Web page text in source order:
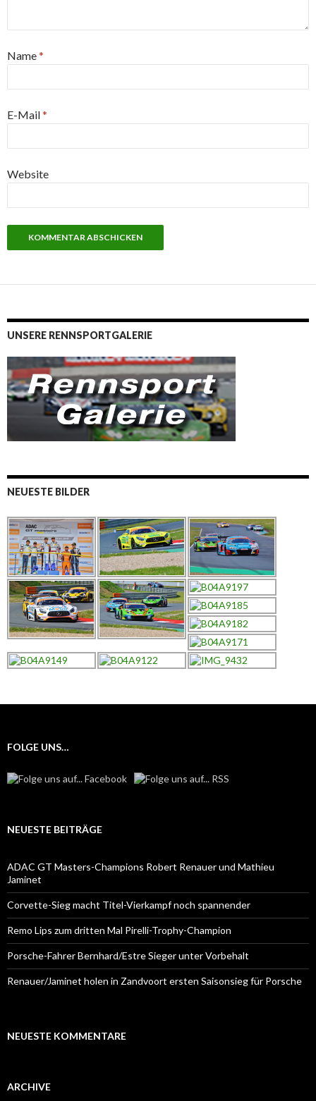
Name*
E-Mail*
Website
UNSERE RENNSPORTGALERIE
NEUESTE BILDER
FOLGE UNS…
NEUESTE BEITRÄGE
ADAC GT Masters-Champions Robert Renauer und Mathieu
Jaminet
Corvette-Sieg macht Titel-Vierkampf noch spannender
Remo Lips zum dritten Mal Pirelli-Trophy-Champion
Porsche-Fahrer Bernhard/Estre Sieger unter Vorbehalt
Renauer/Jaminet holen in Zandvoort ersten Saisonsieg für Porsche
NEUESTE KOMMENTARE
ARCHIVE